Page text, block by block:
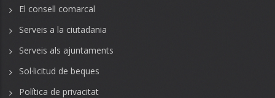
El consell comarcal
Serveis a la ciutadania
Serveis als ajuntaments
Sol·licitud de beques
Política de privacitat